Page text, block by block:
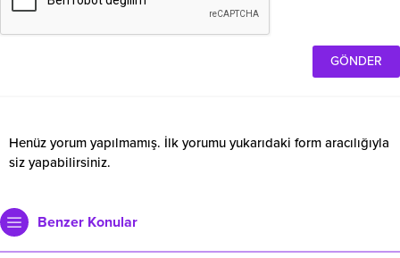
Henüz yorum yapılmamış. İlk yorumu yukarıdaki form aracılığıyla
siz yapabilirsiniz.
Benzer Konular